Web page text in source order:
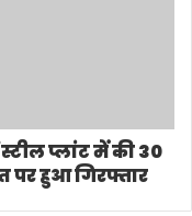
प्लांट में की 30
पर हुआ गिरफ्तार